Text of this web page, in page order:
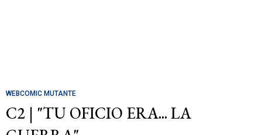
WEBCOMIC MUTANTE
C2 | "TU OFICIO ERA... LA